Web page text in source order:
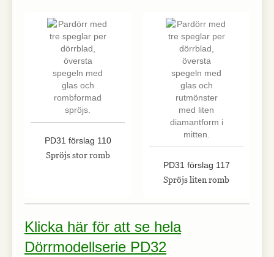
PD31 förslag 110
Spröjs stor romb
PD31 förslag 117
Spröjs liten romb
Klicka här för att se hela
Dörrmodellserie PD32